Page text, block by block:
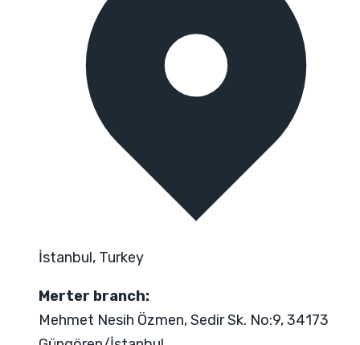
İstanbul, Turkey
Merter branch:
Mehmet Nesih Özmen, Sedir Sk. No:9, 34173